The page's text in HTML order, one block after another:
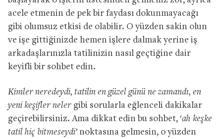
acele etmenin de pek bir faydası dokunmayacağı
gibi olumsuz etkisi de olabilir. O yüzden sakin olun
ve işe gittiğinizde hemen işlere dalmak yerine iş
arkadaşlarınızla tatilinizin nasıl geçtiğine dair
keyifli bir sohbet edin.
Kimler neredeydi, tatilin en güzel günü ne zamandı, en
yeni keşifler neler gibi sorularla eğlenceli dakikalar
geçirebilirsiniz. Ama dikkat edin bu sohbet, ‘ah keşke
tatil hiç bitmeseydi’ noktasına gelmesin, o yüzden